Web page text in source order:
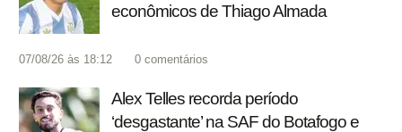
econômicos de Thiago Almada
07/08/26 às 18:12 0 comentários
Alex Telles recorda período
‘desgastante’ na SAF do Botafogo e